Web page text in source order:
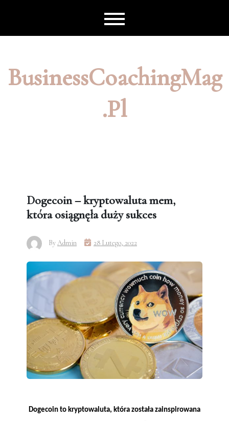
BusinessCoachingMag
.pl
Dogecoin – kryptowaluta mem,
która osiągnęła duży sukces
ByAdmin 28 Lutego, 2022
Dogecoin to kryptowaluta, która została zainspirowana